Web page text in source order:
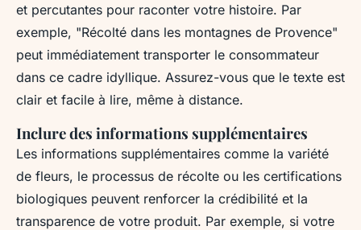
et percutantes pour raconter votre histoire. Par
exemple, "Récolté dans les montagnes de Provence"
peut immédiatement transporter le consommateur
dans ce cadre idyllique. Assurez-vous que le texte est
clair et facile à lire, même à distance.
Inclure des informations supplémentaires
Les informations supplémentaires comme la variété
de fleurs, le processus de récolte ou les certifications
biologiques peuvent renforcer la crédibilité et la
transparence de votre produit. Par exemple, si votre